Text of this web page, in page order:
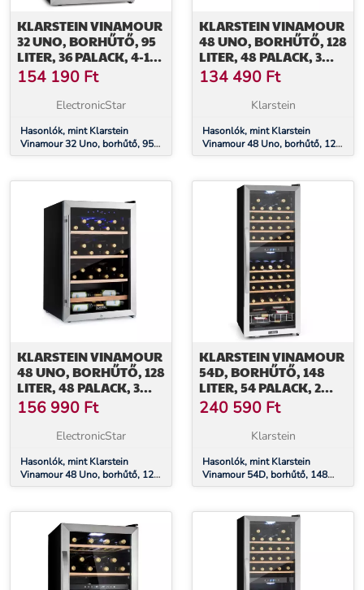
KLARSTEIN VINAMOUR
32 UNO, BORHŰTŐ, 95
LITER, 36 PALACK, 4-18
°C, 1 ZÓNA,
ÉRINTÉSVEZÉRLÉS
154 190 Ft
ElectronicStar
Hasonlók, mint Klarstein
Vinamour 32 Uno, borhűtő, 95
liter, 36 palack, 4-18 °C, 1 zóna,
KLARSTEIN VINAMOUR
48 UNO, BORHŰTŐ, 128
LITER, 48 PALACK, 3
POLC, 4 - 18 °C,
ROZSDAMENTES ACÉL
134 490 Ft
Klarstein
Hasonlók, mint Klarstein
Vinamour 48 Uno, borhűtő, 128
liter, 48 palack, 3 polc, 4 - 18
KLARSTEIN VINAMOUR
48 UNO, BORHŰTŐ, 128
LITER, 48 PALACK, 3
POLC, 4 - 18 °C,
ROZSDAMENTES ACÉL
156 990 Ft
ElectronicStar
Hasonlók, mint Klarstein
Vinamour 48 Uno, borhűtő, 128
liter, 48 palack, 3 polc, 4 - 18
KLARSTEIN VINAMOUR
54D, BORHŰTŐ, 148
LITER, 54 PALACK, 2
ZÓNA, ROZSDAMENTES
ACÉL
240 590 Ft
Klarstein
Hasonlók, mint Klarstein
Vinamour 54D, borhűtő, 148
liter, 54 palack, 2 zóna,